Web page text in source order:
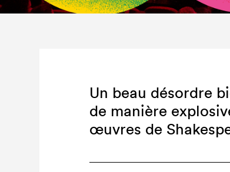
Un beau désordre
de manière
œuvres de